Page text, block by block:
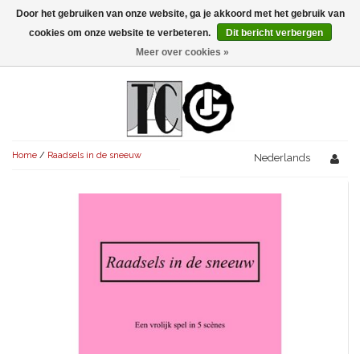
Menu
AVONDVULLEND (+75')
KORT (-30')
AVONDVULLEND (+75')
OVERIG (30'-75')
AVONDVULLEND (+75')
SPEKTAKELSTUKKEN
JUBILEUMSTUK
Home / Raadsels in de sneeuw Nederlands
Door het gebruiken van onze website, ga je akkoord met het gebruik van
cookies om onze website te verbeteren.
Dit bericht verbergen
Meer over cookies »